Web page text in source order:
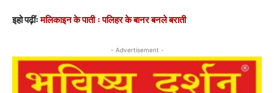
इहो पढ़ींःमलिकाइन के पाती ः पलिहर के बानर बनले बराती
- Advertisement -